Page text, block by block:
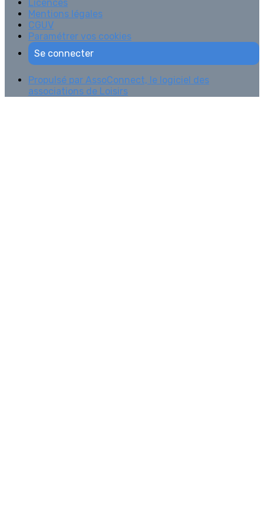
Licences
Mentions légales
CGUV
Paramétrer vos cookies
Se connecter
Propulsé par AssoConnect, le logiciel des
associations de Loisirs